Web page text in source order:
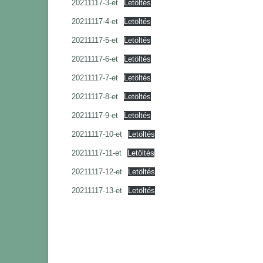
20211117-3-et Letöltés
20211117-4-et Letöltés
20211117-5-et Letöltés
20211117-6-et Letöltés
20211117-7-et Letöltés
20211117-8-et Letöltés
20211117-9-et Letöltés
20211117-10-et Letöltés
20211117-11-et Letöltés
20211117-12-et Letöltés
20211117-13-et Letöltés